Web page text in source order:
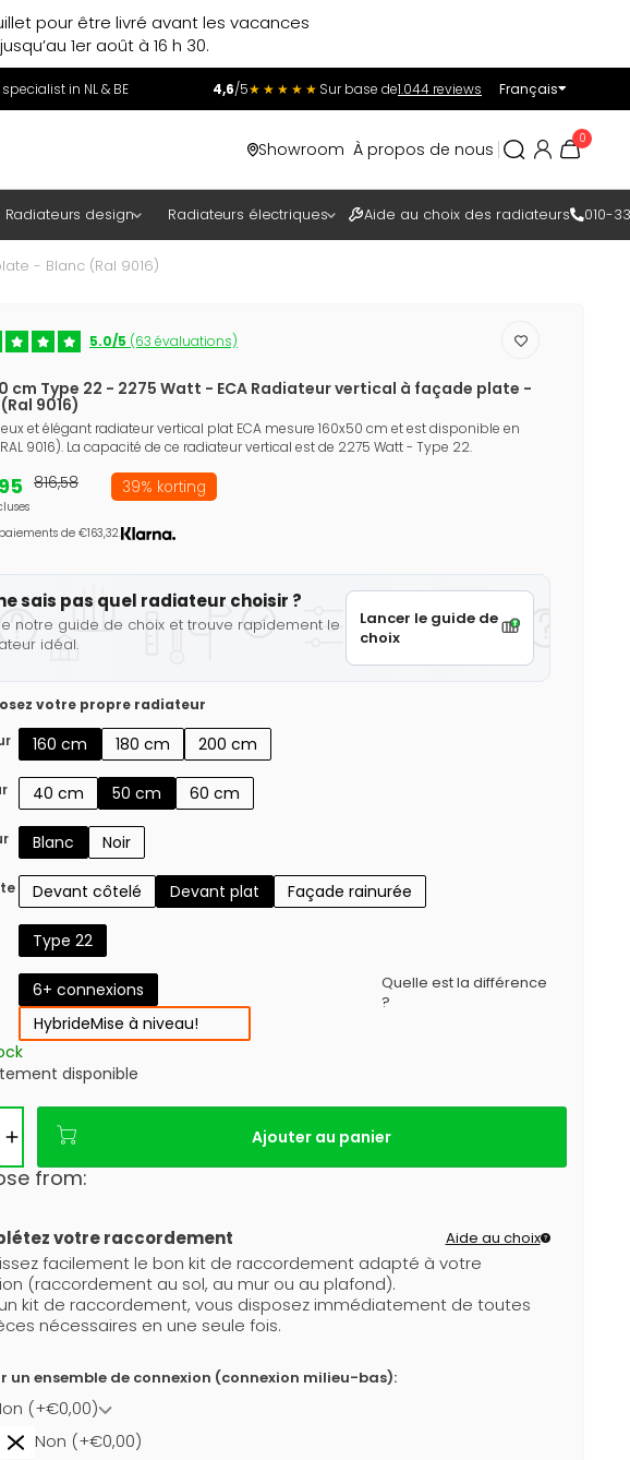
pour être livré avant les vacances
1er août à 16 h 30.
in NL & BE 4,6/5★★★★★ Sur base de1.044 reviews Français
Showroom À propos de nous
0
Radiateurs design Radiateurs électriques Aide au choix des radiateurs 010-
- Blanc (Ral 9016)
5.0/5 (63 évaluations)
cm Type 22 - 2275 Watt - ECA Radiateur vertical à façade plate -
9016)
et élégant radiateur vertical plat ECA mesure 160x50 cm et est disponible en
9016). La capacité de ce radiateur vertical est de 2275 Watt - Type 22.
816,58 39% korting
de €163,32.
sais pas quel radiateur choisir ?
notre guide de choix et trouve rapidement le
idéal.
Lancer le guide de
choix
votre propre radiateur
160 cm 180 cm 200 cm
40 cm 50 cm 60 cm
Blanc Noir
Devant côtelé Devant plat Façade rainurée
Type 22
6+ connexions
HybrideMise à niveau!
Quelle est la différence
?
disponible
Ajouter au panier
from:
votre raccordement Aide au choix
facilement le bon kit de raccordement adapté à votre
(raccordement au sol, au mur ou au plafond).
kit de raccordement, vous disposez immédiatement de toutes
nécessaires en une seule fois.
un ensemble de connexion (connexion milieu-bas):
(+€0,00)
Non (+€0,00)